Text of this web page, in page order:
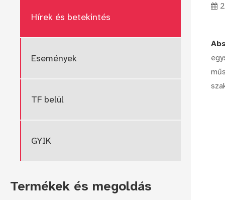
Hírek és betekintés
Események
TF belül
GYIK
Termékek és megoldás